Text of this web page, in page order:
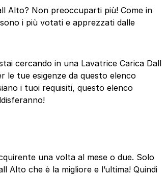
Alto? Non preoccuparti più! Come in
i più votati e apprezzati dalle
cercando in una Lavatrice Carica Dall
le tue esigenze da questo elenco
i tuoi requisiti, questo elenco
una volta al mese o due. Solo
Alto che è la migliore e l’ultima! Quindi